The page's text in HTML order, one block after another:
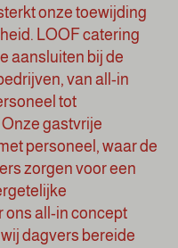
onze toewijding
LOOF catering
aansluiten bij de
van all-in
tot
gastvrije
personeel, waar de
zorgen voor een
ons all-in concept
dagvers bereide